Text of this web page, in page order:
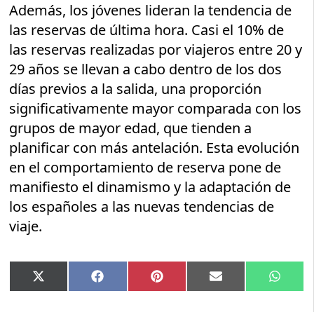
Además, los jóvenes lideran la tendencia de
las reservas de última hora. Casi el 10% de
las reservas realizadas por viajeros entre 20 y
29 años se llevan a cabo dentro de los dos
días previos a la salida, una proporción
significativamente mayor comparada con los
grupos de mayor edad, que tienden a
planificar con más antelación. Esta evolución
en el comportamiento de reserva pone de
manifiesto el dinamismo y la adaptación de
los españoles a las nuevas tendencias de
viaje.
Compartir
en
X
(Twitter)
Compartir
en
Facebook Compartir
en
Pinterest Compartir
en
Email
en